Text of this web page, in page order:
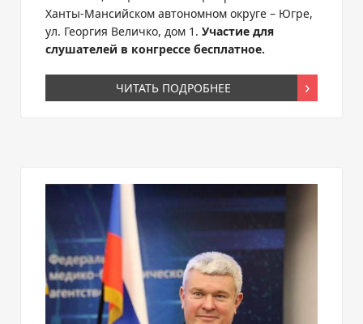
Ханты‑Мансийском автономном округе – Югре,
ул. Георгия Величко, дом 1. Участие для
слушателей в конгрессе бесплатное.
ЧИТАТЬ ПОДРОБНЕЕ